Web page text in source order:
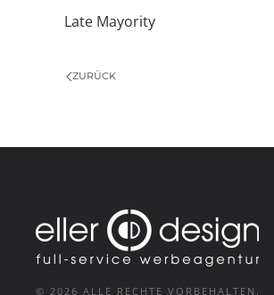
Late Mayority
ZURÜCK
© 2026 ALLE RECHTE VORBEHALTEN.